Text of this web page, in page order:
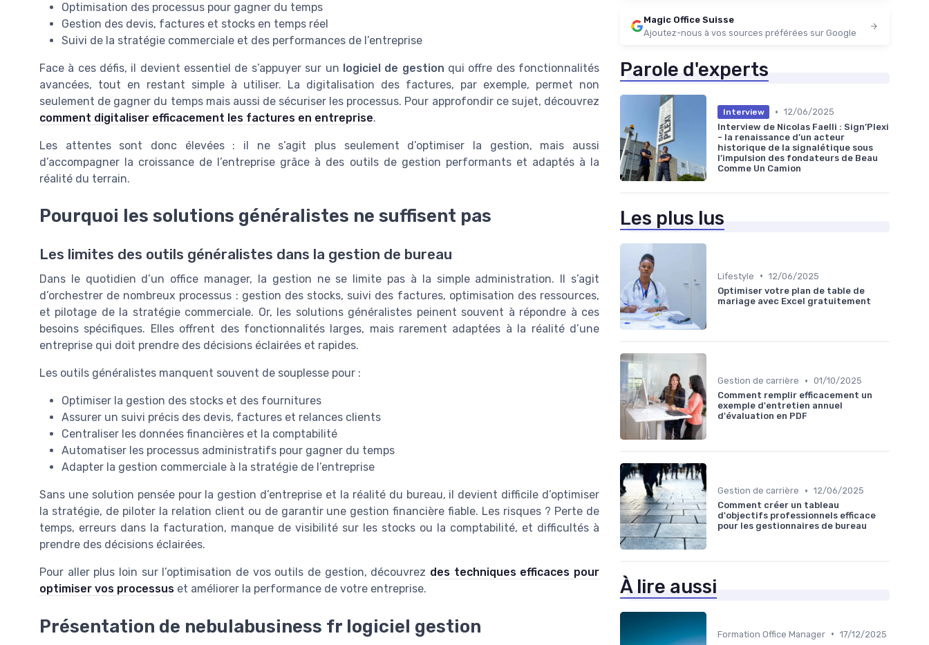
Optimisation des processus pour gagner du temps
Gestion des devis, factures et stocks en temps réel
Suivi de la stratégie commerciale et des performances de l’entreprise
Face à ces défis, il devient essentiel de s’appuyer sur un logiciel de gestion qui offre des fonctionnalités
avancées, tout en restant simple à utiliser. La digitalisation des factures, par exemple, permet non
seulement de gagner du temps mais aussi de sécuriser les processus. Pour approfondir ce sujet, découvrez
comment digitaliser efficacement les factures en entreprise.
Les attentes sont donc élevées : il ne s’agit plus seulement d’optimiser la gestion, mais aussi
d’accompagner la croissance de l’entreprise grâce à des outils de gestion performants et adaptés à la
réalité du terrain.
Pourquoi les solutions généralistes ne suffisent pas
Les limites des outils généralistes dans la gestion de bureau
Dans le quotidien d’un office manager, la gestion ne se limite pas à la simple administration. Il s’agit
d’orchestrer de nombreux processus : gestion des stocks, suivi des factures, optimisation des ressources,
et pilotage de la stratégie commerciale. Or, les solutions généralistes peinent souvent à répondre à ces
besoins spécifiques. Elles offrent des fonctionnalités larges, mais rarement adaptées à la réalité d’une
entreprise qui doit prendre des décisions éclairées et rapides.
Les outils généralistes manquent souvent de souplesse pour :
Optimiser la gestion des stocks et des fournitures
Assurer un suivi précis des devis, factures et relances clients
Centraliser les données financières et la comptabilité
Automatiser les processus administratifs pour gagner du temps
Adapter la gestion commerciale à la stratégie de l’entreprise
Sans une solution pensée pour la gestion d’entreprise et la réalité du bureau, il devient difficile d’optimiser
la stratégie, de piloter la relation client ou de garantir une gestion financière fiable. Les risques ? Perte de
temps, erreurs dans la facturation, manque de visibilité sur les stocks ou la comptabilité, et difficultés à
prendre des décisions éclairées.
Pour aller plus loin sur l’optimisation de vos outils de gestion, découvrez des techniques efficaces pour
optimiser vos processus et améliorer la performance de votre entreprise.
Présentation de nebulabusiness fr logiciel gestion
Magic Office Suisse
Ajoutez-nous à vos sources préférées sur Google
Parole d'experts
Interview • 12/06/2025
Interview de Nicolas Faelli : Sign’Plexi
- la renaissance d’un acteur
historique de la signalétique sous
l’impulsion des fondateurs de Beau
Comme Un Camion
Les plus lus
Lifestyle • 12/06/2025
Optimiser votre plan de table de
mariage avec Excel gratuitement
Gestion de carrière • 01/10/2025
Comment remplir efficacement un
exemple d'entretien annuel
d'évaluation en PDF
Gestion de carrière • 12/06/2025
Comment créer un tableau
d'objectifs professionnels efficace
pour les gestionnaires de bureau
À lire aussi
Formation Office Manager • 17/12/2025